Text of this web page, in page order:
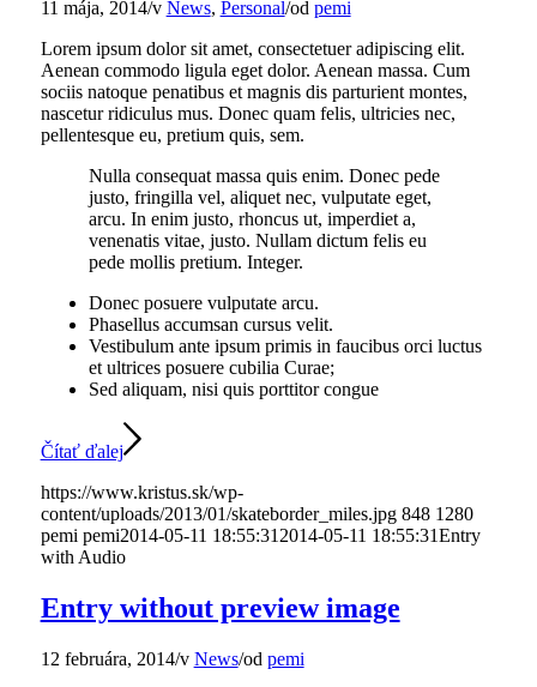
11 mája, 2014/v News, Personal/od pemi
Lorem ipsum dolor sit amet, consectetuer adipiscing elit.
Aenean commodo ligula eget dolor. Aenean massa. Cum
sociis natoque penatibus et magnis dis parturient montes,
nascetur ridiculus mus. Donec quam felis, ultricies nec,
pellentesque eu, pretium quis, sem.
Nulla consequat massa quis enim. Donec pede
justo, fringilla vel, aliquet nec, vulputate eget,
arcu. In enim justo, rhoncus ut, imperdiet a,
venenatis vitae, justo. Nullam dictum felis eu
pede mollis pretium. Integer.
Donec posuere vulputate arcu.
Phasellus accumsan cursus velit.
Vestibulum ante ipsum primis in faucibus orci luctus
et ultrices posuere cubilia Curae;
Sed aliquam, nisi quis porttitor congue
Čítať ďalej
https://www.kristus.sk/wp-
content/uploads/2013/01/skateborder_miles.jpg 848 1280
pemi pemi2014-05-11 18:55:31 2014-05-11 18:55:31Entry
with Audio
Entry without preview image
12 februára, 2014/v News/od pemi